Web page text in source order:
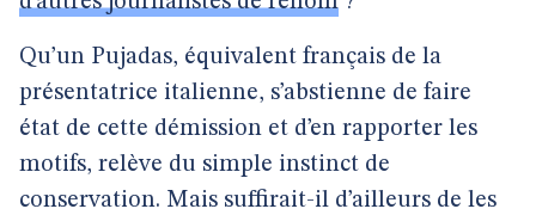
Qu’un Pujadas, équivalent français de la
présentatrice italienne, s’abstienne de faire
état de cette démission et d’en rapporter les
motifs, relève du simple instinct de
conservation. Mais suffirait-il d’ailleurs de les